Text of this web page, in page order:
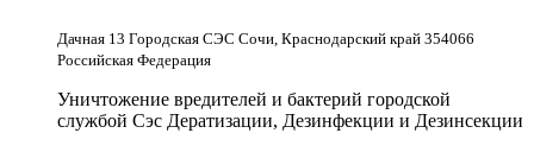
Дачная 13 Городская СЭС Сочи, Краснодарский край 354066
Российская Федерация
Уничтожение вредителей и бактерий городской
службой Сэс Дератизации, Дезинфекции и Дезинсекции